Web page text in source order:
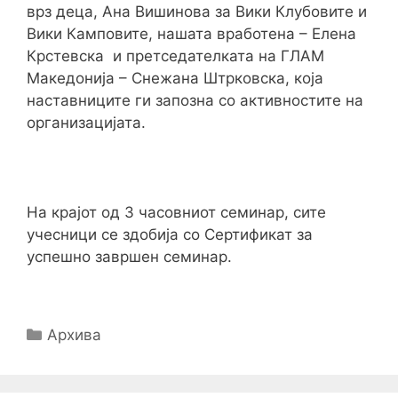
врз деца, Ана Вишинова за Вики Клубовите и
Вики Камповите, нашата вработена – Елена
Крстевска и претседателката на ГЛАМ
Македонија – Снежана Штрковска, која
наставниците ги запозна со активностите на
организацијата.
На крајот од 3 часовниот семинар, сите
учесници се здобија со Сертификат за
успешно завршен семинар.
Categories
Архива